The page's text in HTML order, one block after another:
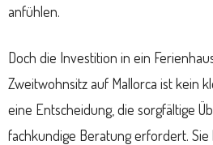
anfühlen.
Doch die Investition in ein
Zweitwohnsitz auf Mallorca ist kein
eine Entscheidung, die sorgfältige
fachkundige Beratung erfordert. Sie